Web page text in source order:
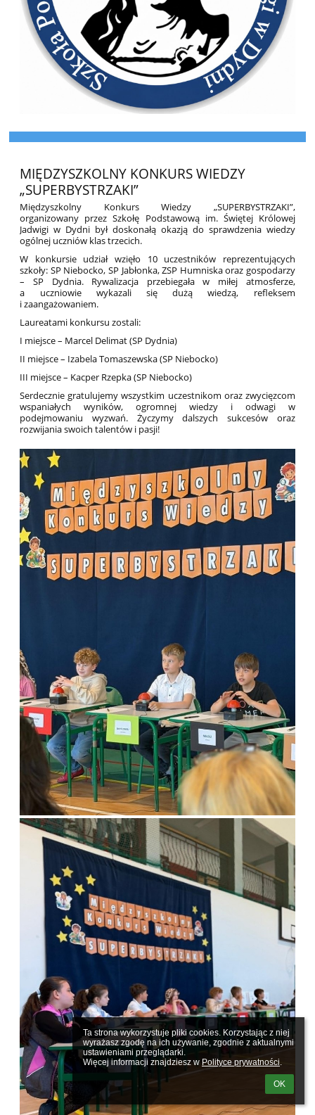
Ta strona wykorzystuje pliki cookies. Korzystając z niej
wyrażasz zgodę na ich używanie, zgodnie z aktualnymi
ustawieniami przeglądarki.
Więcej informacji znajdziesz w Polityce prywatności.
OK
MIĘDZYSZKOLNY KONKURS WIEDZY
„SUPERBYSTRZAKI”
Międzyszkolny Konkurs Wiedzy „SUPERBYSTRZAKI”,
organizowany przez Szkołę Podstawową im. Świętej Królowej
Jadwigi w Dydni był doskonałą okazją do sprawdzenia wiedzy
ogólnej uczniów klas trzecich.
W konkursie udział wzięło 10 uczestników reprezentujących
szkoły: SP Niebocko, SP Jabłonka, ZSP Humniska oraz gospodarzy
– SP Dydnia. Rywalizacja przebiegała w miłej atmosferze,
a uczniowie wykazali się dużą wiedzą, refleksem
i zaangażowaniem.
Laureatami konkursu zostali:
I miejsce – Marcel Delimat (SP Dydnia)
II miejsce – Izabela Tomaszewska (SP Niebocko)
III miejsce – Kacper Rzepka (SP Niebocko)
Serdecznie gratulujemy wszystkim uczestnikom oraz zwycięzcom
wspaniałych wyników, ogromnej wiedzy i odwagi w
podejmowaniu wyzwań. Życzymy dalszych sukcesów oraz
rozwijania swoich talentów i pasji!